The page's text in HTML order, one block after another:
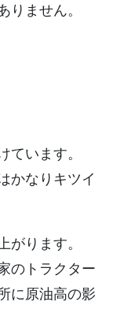
りません。
ています。
かなりキツイ
がります。
のトラクター
に原油高の影